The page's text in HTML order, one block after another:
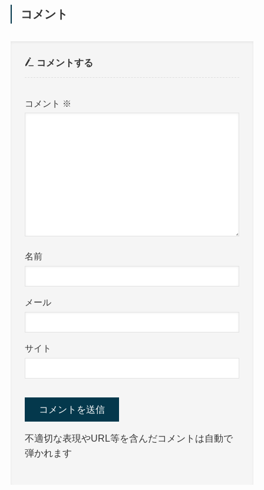
コメント
コメントする
コメント ※
名前
メール
サイト
不適切な表現やURL等を含んだコメントは自動で
弾かれます